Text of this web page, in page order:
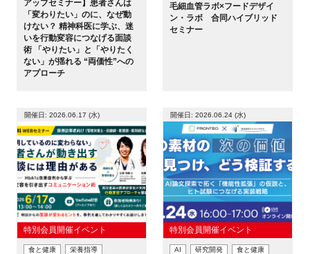
マイページ
新規登録
プログラム
インタビュー・コラム
ニュース・掲示板
LINK-Jを知る
アップセミナー】患者さんは
「変わりたい」のに、なぜ動
けない？ 精神科医に学ぶ、迷
いを行動変容につなげる面談
術 「やりたい」と「やりたく
ない」が揺れる “両価性”への
アプローチ
毛細血管ラボ×フードデザイ
ン・ラボ 合同ハイブリッド
セミナー
開催日: 2026.06.17 (水)
特別会員開催イベント
食と健康 栄養指導
開催日: 2026.06.24 (水)
特別会員開催イベント
AI 研究開発
食と健康